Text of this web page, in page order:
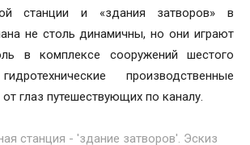
станции и «здания затворов» в
не столь динамичны, но они играют
в комплексе сооружений шестого
производственные
глаз путешествующих по каналу.